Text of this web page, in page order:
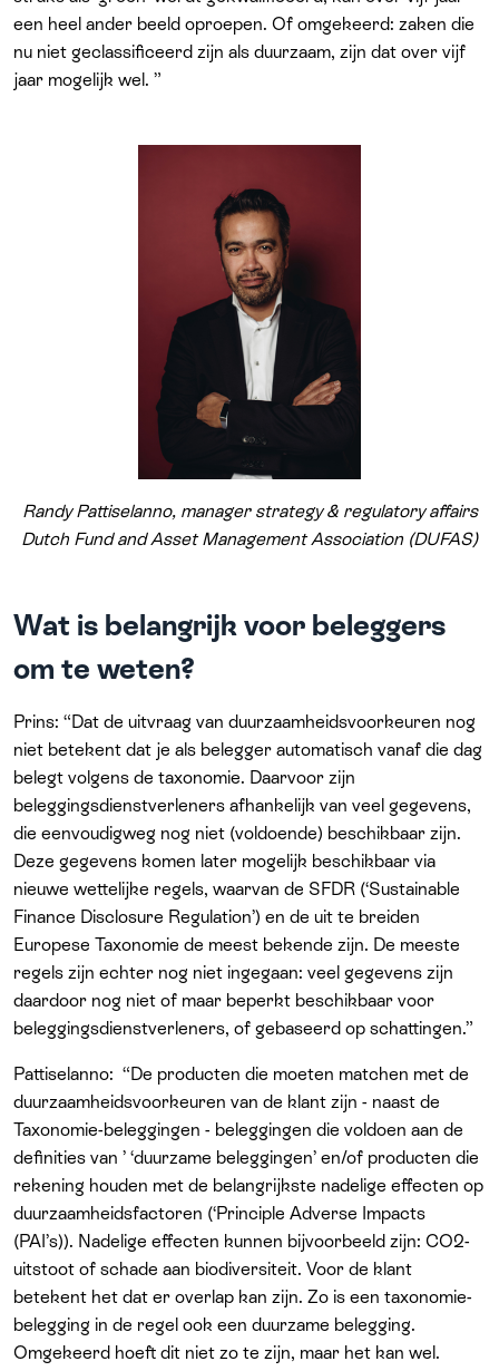
een heel ander beeld oproepen. Of omgekeerd: zaken die
nu niet geclassificeerd zijn als duurzaam, zijn dat over vijf
jaar mogelijk wel. ”
Randy Pattiselanno, manager strategy & regulatory affairs
Dutch Fund and Asset Management Association (DUFAS)
Wat is belangrijk voor beleggers
om te weten?
Prins: “Dat de uitvraag van duurzaamheidsvoorkeuren nog
niet betekent dat je als belegger automatisch vanaf die dag
belegt volgens de taxonomie. Daarvoor zijn
beleggingsdienstverleners afhankelijk van veel gegevens,
die eenvoudigweg nog niet (voldoende) beschikbaar zijn.
Deze gegevens komen later mogelijk beschikbaar via
nieuwe wettelijke regels, waarvan de SFDR (‘Sustainable
Finance Disclosure Regulation’) en de uit te breiden
Europese Taxonomie de meest bekende zijn. De meeste
regels zijn echter nog niet ingegaan: veel gegevens zijn
daardoor nog niet of maar beperkt beschikbaar voor
beleggingsdienstverleners, of gebaseerd op schattingen.”
Pattiselanno: “De producten die moeten matchen met de
duurzaamheidsvoorkeuren van de klant zijn - naast de
Taxonomie-beleggingen - beleggingen die voldoen aan de
definities van ’ ‘duurzame beleggingen’ en/of producten die
rekening houden met de belangrijkste nadelige effecten op
duurzaamheidsfactoren (‘Principle Adverse Impacts
(PAI’s)). Nadelige effecten kunnen bijvoorbeeld zijn: CO2-
uitstoot of schade aan biodiversiteit. Voor de klant
betekent het dat er overlap kan zijn. Zo is een taxonomie-
belegging in de regel ook een duurzame belegging.
Omgekeerd hoeft dit niet zo te zijn, maar het kan wel.